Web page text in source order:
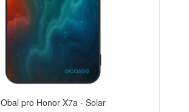
Obal pro Honor X7a - Solar